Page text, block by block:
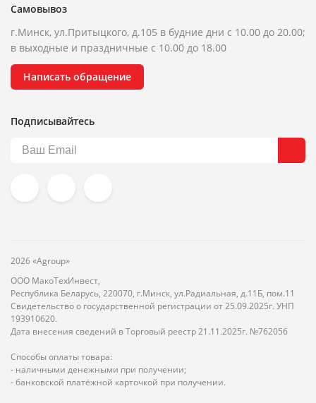
Самовывоз
г.Минск, ул.Притыцкого, д.105 в будние дни с 10.00 до 20.00;
в выходные и праздничные с 10.00 до 18.00
Написать обращение
Подписывайтесь
2026 «Agroup»
ООО МакоТехИнвест,
Республика Беларусь, 220070, г.Минск, ул.Радиальная, д.11Б, пом.11
Свидетельство о государственной регистрации от 25.09.2025г. УНП
193910620.
Дата внесения сведений в Торговый реестр 21.11.2025г. №762056
Способы оплаты товара:
- наличными денежными при получении;
- банковской платёжной карточкой при получении.